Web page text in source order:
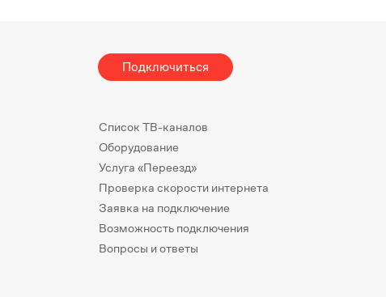
Подключиться
Список ТВ-каналов
Оборудование
Услуга «Переезд»
Проверка скорости интернета
Заявка на подключение
Возможность подключения
Вопросы и ответы